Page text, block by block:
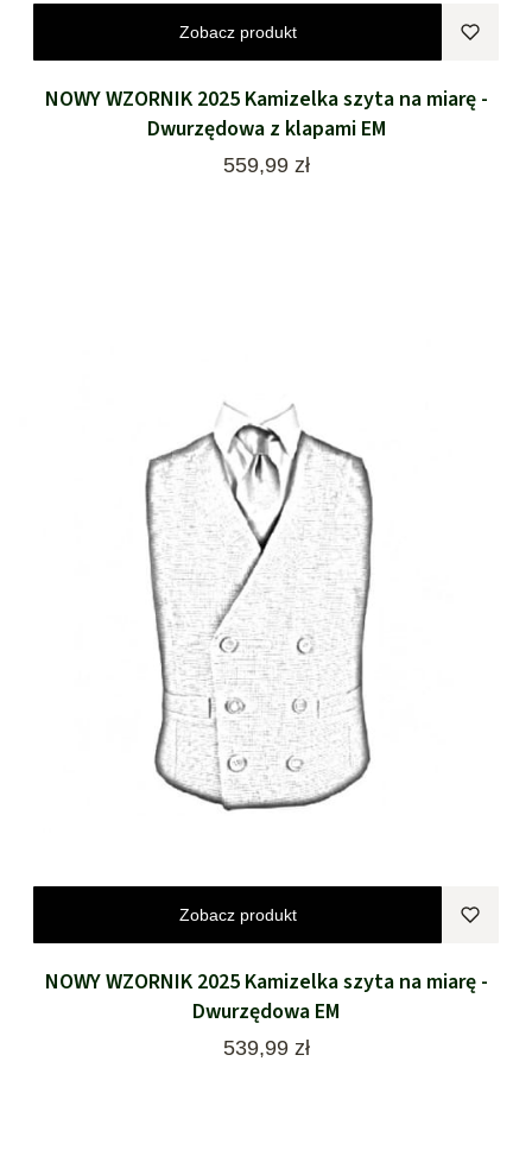
Zobacz produkt
NOWY WZORNIK 2025 Kamizelka szyta na miarę -
Dwurzędowa z klapami EM
Cena
559,99 zł
Zobacz produkt
NOWY WZORNIK 2025 Kamizelka szyta na miarę -
Dwurzędowa EM
Cena
539,99 zł